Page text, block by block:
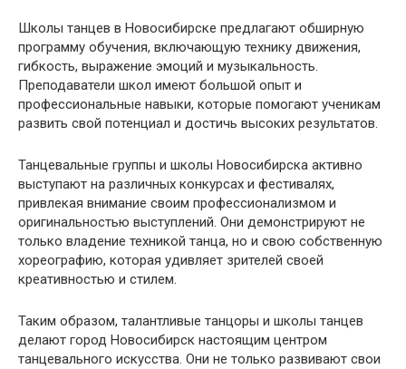
Школы танцев в Новосибирске предлагают обширную
программу обучения, включающую технику движения,
гибкость, выражение эмоций и музыкальность.
Преподаватели школ имеют большой опыт и
профессиональные навыки, которые помогают ученикам
развить свой потенциал и достичь высоких результатов.
Танцевальные группы и школы Новосибирска активно
выступают на различных конкурсах и фестивалях,
привлекая внимание своим профессионализмом и
оригинальностью выступлений. Они демонстрируют не
только владение техникой танца, но и свою собственную
хореографию, которая удивляет зрителей своей
креативностью и стилем.
Таким образом, талантливые танцоры и школы танцев
делают город Новосибирск настоящим центром
танцевального искусства. Они не только развивают свои